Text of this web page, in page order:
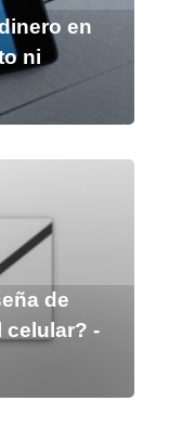
en
ni
de
celular? -